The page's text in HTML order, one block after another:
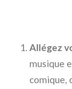
Allégez
musique
comique,